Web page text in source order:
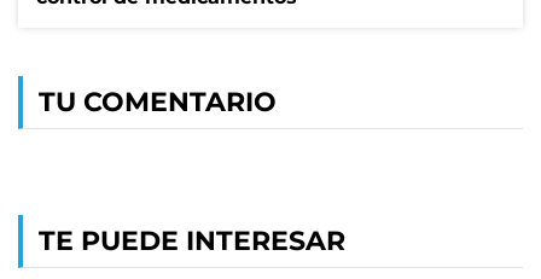
TU COMENTARIO
TE PUEDE INTERESAR